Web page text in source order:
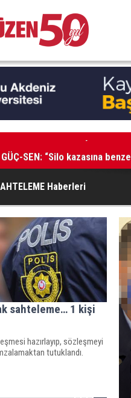
GÜÇ-SEN: “Silo kazasına
Haberleri
sahteleme… 1 kişi
hazırlayıp, sözleşmeyi
tutuklandı.